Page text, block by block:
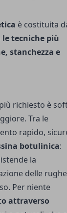
è costituita
le tecniche più
stanchezza e
richiesto è
Tra le
rapido,
botulinica:
la
delle rughe
Per niente
attraverso